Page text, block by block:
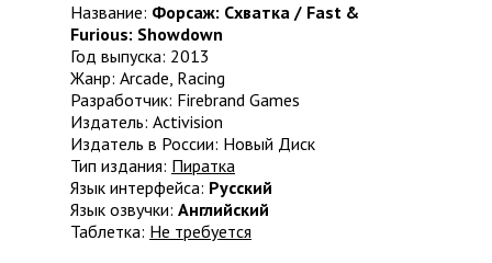
Название: Форсаж: Схватка / Fast &
Furious: Showdown
Год выпуска: 2013
Жанр: Arcade, Racing
Разработчик: Firebrand Games
Издатель: Activision
Издатель в России: Новый Диск
Тип издания: Пиратка
Язык интерфейса: Русский
Язык озвучки: Английский
Таблетка: Не требуется